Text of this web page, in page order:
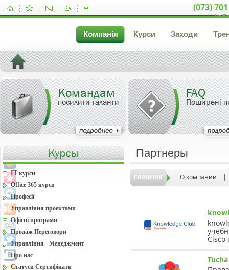
(073)
Компанія Курси Заходи
Командам
посилити таланти
FAQ
Поширені
Партнеры
ГЛАВНАЯ О компании |
Сisco
IT курси
Office 365 курси
Професії
Управління проектами
Офісні програми
Продаж Переговори
Управління - Менеджмент
Про нас
Статуси Сертифікати